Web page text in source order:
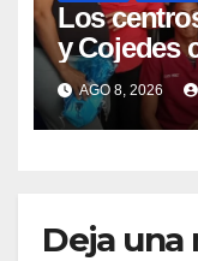
Los
y Cojedes
Semana
Materna
AGO 8, 2026
Deja una